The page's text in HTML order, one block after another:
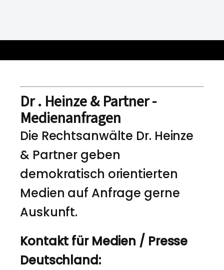
Dr . Heinze & Partner -
Medienanfragen
Die Rechtsanwälte Dr. Heinze
& Partner geben
demokratisch orientierten
Medien auf Anfrage gerne
Auskunft.
Kontakt für Medien / Presse
Deutschland: